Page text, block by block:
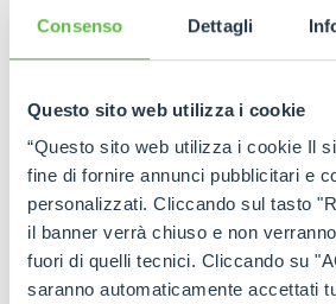
Consenso Dettagli
Questo sito web utilizza i cookie
“Questo sito web utilizza i cookie Il
fine di fornire annunci pubblicitari e
personalizzati. Cliccando sul tasto
il banner verrà chiuso e non
fuori di quelli tecnici. Cliccando su
saranno automaticamente accettati
fundamental para la seguridad
lateralysuspensiones activas
irregularidades del terreno ,
confort
y la estabilidad
Elbrazo telescópico centrado
chasismejora ladistribución
garantiza unamayor